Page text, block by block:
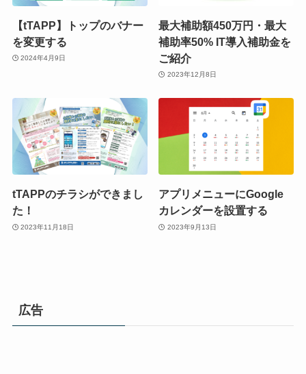
【tTAPP】トップのバナー
を変更する
2024年4月9日
最大補助額450万円・最大
補助率50% IT導入補助金を
ご紹介
2023年12月8日
tTAPPのチラシができまし
た！
2023年11月18日
アプリメニューにGoogle
カレンダーを設置する
2023年9月13日
広告